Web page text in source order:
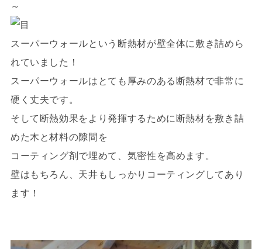
～
スーパーウォールという断熱材が壁全体に敷き詰めら
れていました！
スーパーウォールはとても厚みのある断熱材で非常に
硬く丈夫です。
そして断熱効果をより発揮するために断熱材を敷き詰
めた木と材料の隙間を
コーティング剤で埋めて、気密性を高めます。
壁はもちろん、天井もしっかりコーティングしてあり
ます！